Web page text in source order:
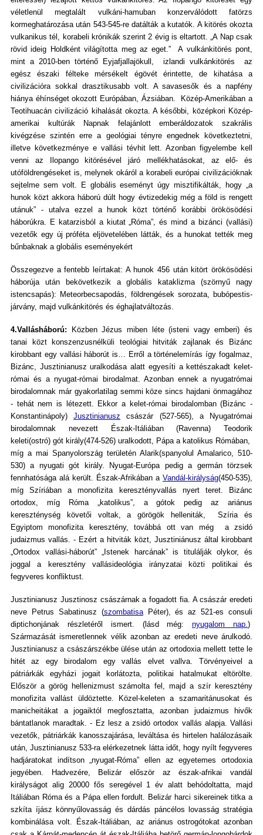
véletlenül megtalált vulkáni-hamuban konzerválódott fatörzs
kormeghatározása után 543-545-re datálták a kutatók. A kitörés okozta
vulkanikus tél, korabeli krónikák szerint 2 évig is eltartott. „A Nap csak
rövid ideig Holdként világította meg az eget.” A vulkánkitörés pont,
mint a 2010-ben történő Eyjafjallajökull, izlandi vulkánkitörés az
egész északi félteke mérsékelt égövét érintette, de kihatása a
civilizációra sokkal drasztikusabb volt. A savasesők és a napfény
hiánya éhínséget okozott Európában, Ázsiában. Közép-Amerikában a
Teotihuacán civilizáció kihalását okozta. A későbbi, középkori Közép-
amerikai kultúrák Napnak felajánlott emberáldozatok szakrális
kivégzése szintén erre a geológiai tényre engednek következtetni,
illetve következménye e vallási tévhit lett. Azonban figyelembe kell
venni az Ilopango kitörésével járó mellékhatásokat, az elő- és
utóföldrengéseket is, melynek okáról a korabeli európai civilizációknak
sejtelme sem volt. E globális eseményt úgy misztifikálták, hogy „a
hunok közt akkora háború dúlt hogy évtizedekig még a föld is rengett
utánuk” - utalva ezzel a hunok közt történő korábbi örökösödési
háborúkra. E katarzisból a kiutat „Róma”, és mind a bizánci (vallási)
vezetők egy új próféta eljövetelében látták, és a hunokat tették meg
bűnbaknak a globális eseményekért
Összegezve a fentebb leírtakat: A hunok 456 után kitört örökösödési
háborúja után bekövetkezik a globális kataklizma (szörnyű nagy
istencsapás): Meteorbecsapodás, földrengések sorozata, bubópestis-
járvány, majd vulkánkitörés és éghajlatváltozás.
4.Vallásháború: Közben Jézus miben léte (isteni vagy emberi) és
tanai közt konszenzusnélküli teológiai hitviták zajlanak és Bizánc
kirobbant egy vallási háborút is… Erről a történelemírás így fogalmaz,
Bizánc, Jusztinianusz uralkodása alatt egyesíti a kettészakadt kelet-
római és a nyugat-római birodalmat. Azonban ennek a nyugatrómai
birodalomnak már gyakorlatilag semmi köze sincs hajdani önmagához
- tehát nem is létezett. Ekkor a kelet-római birodalomban (Bizánc -
Konstantinápoly)Jusztinianusz császár (527-565), a Nyugatrómai
birodalomnak nevezett Észak-Itáliában (Ravenna) Teodorik
keleti(ostró) gót király(474-526) uralkodott, Pápa a katolikus Rómában,
míg a mai Spanyolország területén Alarik(spanyolul Amalarico, 510-
530) a nyugati gót király. Nyugat-Európa pedig a germán törzsek
fennhatósága alá került. Észak-Afrikában a Vandál-királyság(450-535),
míg Szíriában a monofizita keresztényvallás nyert teret. Bizánc
ortodox, míg Róma „katolikus”, a gótok pedig az ariánus
kereszténység követői voltak, a görögök helleniták, Szíria és
Egyiptom monofizita keresztény, továbbá ott van még a zsidó
judaizmus vallás. - Ezért a hitviták közt, Jusztiniánusz által kirobbant
„Ortodox vallási-háborút” „Istenek harcának” is titulálják olykor, és
joggal a keresztény vallásideológia irányzatai közti politikai és
fegyveres konfliktust.
Jusztinianusz Jusztinosz császárnak a fogadott fia. A császár eredeti
neve Petrus Sabatinusz (szombatisaPéter), és az 521-es consuli
diptichonjának részletéről ismert. (lásd még:nyugalom nap.)
Származását ismeretlennek vélik azonban az eredeti neve árulkodó.
Jusztinianusz a császárszékbe ülése után az ortodoxia mellett tette le
hitét az egy birodalom egy vallás elvet vallva. Törvényeivel a
pátriárkák egyházi jogait korlátozta, politikai hatalmukat eltörölte.
Először a görög hellenizmust számolta fel, majd a szír keresztény
monofizita vallást üldöztette. Közel-keleten a szamaritánusokat és
manicheitákat a jogaiktól megfosztatta, azonban judaizmus hivők
bántatlanok maradtak. - Ez lesz a zsidó ortodox vallás alapja. Vallási
vezetők, pátriárkák kanosszajárása, leváltása és hirtelen halálozásaik
után, Jusztinianusz 533-ra elérkezetnek látta időt, hogy nyílt fegyveres
hadjáratokat indítson „nyugat-Róma” ellen az egyetemes ortodoxia
jegyében. Hadvezére, Belizár először az észak-afrikai vandál
királyságot alig 20000 fős seregével 1 év alatt behódoltatta, majd
Itáliában Róma és a Pápa ellen fordult. Belizár harci sikereinek titka a
szkíta íjász könnyűlovasság és dárdás páncélos lovasság stratégia
kombinálása volt. Észak-Itáliában, az ariánus ostrogótokat azonban